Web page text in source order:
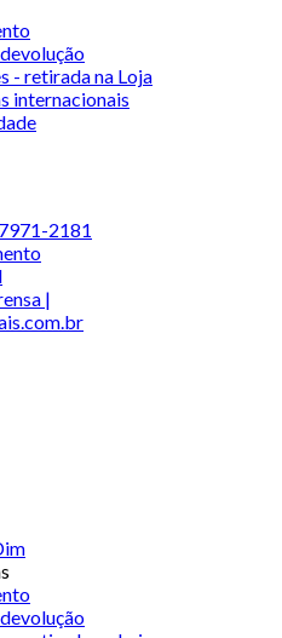
- retirada na Loja
internacionais
2181
|